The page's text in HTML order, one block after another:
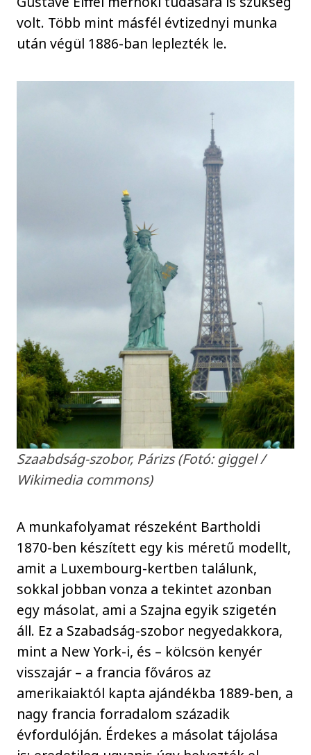
volt. Több mint másfél évtizednyi munka
után végül 1886-ban leplezték le.
Szaabdság-szobor, Párizs (Fotó: giggel /
Wikimedia commons)
A munkafolyamat részeként Bartholdi
1870-ben készített egy kis méretű modellt,
amit a Luxembourg-kertben találunk,
sokkal jobban vonza a tekintet azonban
egy másolat, ami a Szajna egyik szigetén
áll. Ez a Szabadság-szobor negyedakkora,
mint a New York-i, és – kölcsön kenyér
visszajár – a francia főváros az
amerikaiaktól kapta ajándékba 1889-ben, a
nagy francia forradalom századik
évfordulóján. Érdekes a másolat tájolása